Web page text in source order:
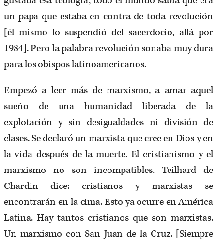
un papa que estaba en contra de toda revolución
[él mismo lo suspendió del sacerdocio, allá por
1984]. Pero la palabra revolución sonaba muy dura
para los obispos latinoamericanos.
Empezó a leer más de marxismo, a amar aquel
sueño de una humanidad liberada de la
explotación y sin desigualdades ni división de
clases. Se declaró un marxista que cree en Dios y en
la vida después de la muerte. El cristianismo y el
marxismo no son incompatibles. Teilhard de
Chardin dice: cristianos y marxistas se
encontrarán en la cima. Esto ya ocurre en América
Latina. Hay tantos cristianos que son marxistas.
Un marxismo con San Juan de la Cruz. [Siempre